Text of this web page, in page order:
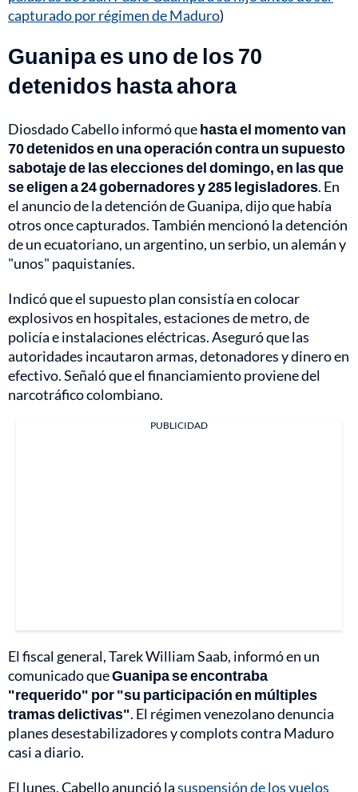
capturado por régimen de Maduro)
Guanipa es uno de los 70
detenidos hasta ahora
Diosdado Cabello informó quehasta el momento van
70 detenidos en una operación contra un supuesto
sabotaje de las elecciones del domingo, en las que
se eligen a 24 gobernadores y 285 legisladores. En
el anuncio de la detención de Guanipa, dijo que había
otros once capturados. También mencionó la detención
de un ecuatoriano, un argentino, un serbio, un alemán y
"unos" paquistaníes.
Indicó que el supuesto plan consistía en colocar
explosivos en hospitales, estaciones de metro, de
policía e instalaciones eléctricas. Aseguró que las
autoridades incautaron armas, detonadores y dinero en
efectivo. Señaló que el financiamiento proviene del
narcotráfico colombiano.
PUBLICIDAD
El fiscal general, Tarek William Saab, informó en un
comunicado queGuanipa se encontraba
"requerido" por "su participación en múltiples
tramas delictivas". El régimen venezolano denuncia
planes desestabilizadores y complots contra Maduro
casi a diario.
El lunes, Cabello anunció lasuspensión de los vuelos